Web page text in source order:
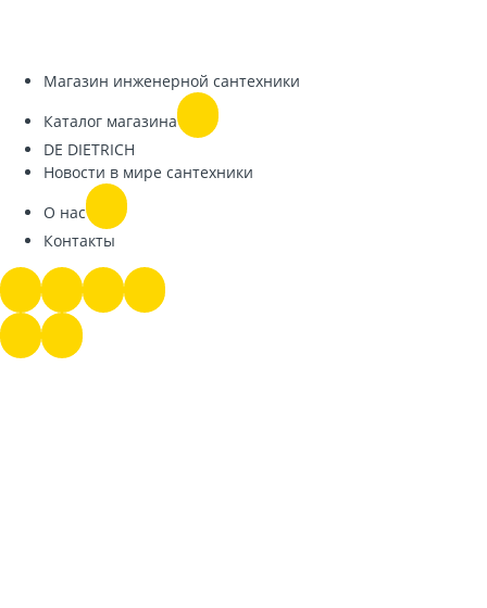
Магазин инженерной сантехники
Каталог магазина
DE DIETRICH
Новости в мире сантехники
О нас
Контакты